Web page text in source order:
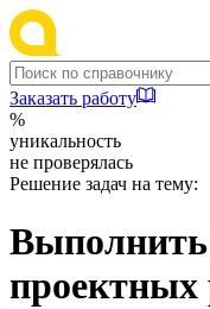
Заказать работу
%
уникальность
не проверялась
Решение задач на тему:
Выполнить
проектных